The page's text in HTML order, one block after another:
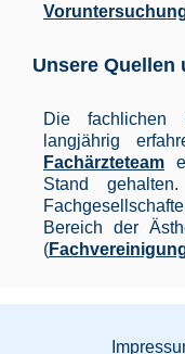
Unsere Quellen
Die fachlichen
langjährig
Fachärzteteam
Stand
Bereich der
(